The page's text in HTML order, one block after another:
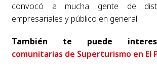
convocó a mucha gente de
empresariales y público en general.
También te puede
comunitarias de Superturismo en El